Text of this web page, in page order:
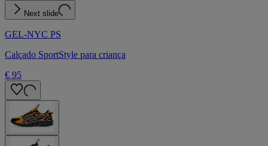
Next slide
GEL-NYC PS
Calçado SportStyle para criança
€ 95